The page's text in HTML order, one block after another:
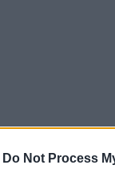
Do Not Process